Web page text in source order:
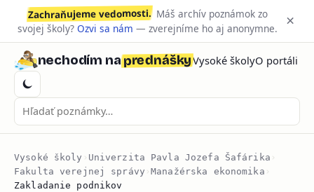
Zachraňujeme vedomosti. Máš archív poznámok zo
svojej školy? Ozvi sa nám — zverejníme ho aj anonymne. ×
nechodím naprednáškyVysoké školyO portáli
Vysoké školy › Univerzita Pavla Jozefa Šafárika ›
Fakulta verejnej správy ›Manažérska ekonomika ›
Zakladanie podnikov